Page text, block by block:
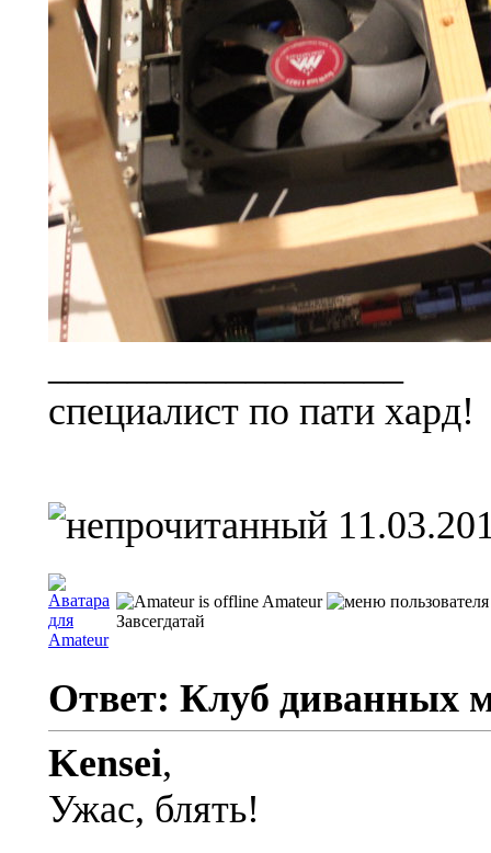
специалист по пати хард!
Amateur
Завсегдатай
Ответ: Клуб диванных
Kensei,
Ужас, блять!